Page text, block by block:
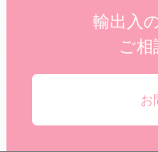
輸出入
ご
お